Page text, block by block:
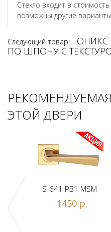
Стекло входит в
возможны другие варианты
Следующий товар:
ОНИКС
ПО ШПОНУ С
ЭТОЙ ДВЕРИ
A
S-641 PB1 MSM
1450 р.